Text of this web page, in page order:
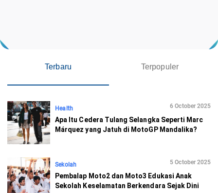
Terbaru Terpopuler
Health 6 October 2025
Apa Itu Cedera Tulang Selangka Seperti Marc
Márquez yang Jatuh di MotoGP Mandalika?
Sekolah 5 October 2025
Pembalap Moto2 dan Moto3 Edukasi Anak
Sekolah Keselamatan Berkendara Sejak Dini